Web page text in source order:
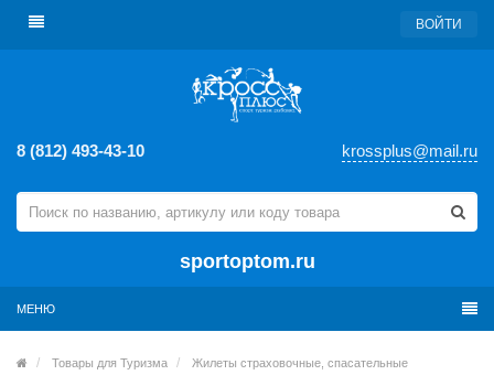
ВОЙТИ
8 (812) 493-43-10 krossplus@mail.ru
sportoptom.ru
МЕНЮ
Товары для Туризма
Жилеты страховочные, спасательные